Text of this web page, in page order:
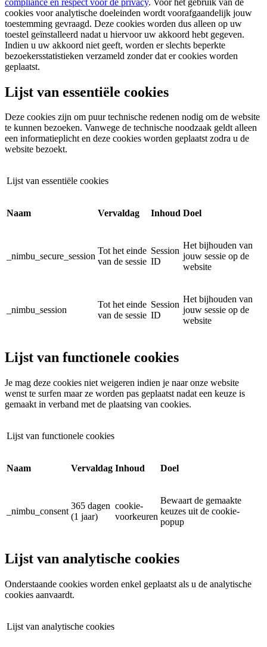
cookies voor analytische doeleinden wordt voorafgaandelijk jouw
toestemming gevraagd. Deze cookies worden dus alleen op uw
toestel geïnstalleerd nadat u hiervoor uw akkoord hebt gegeven.
Indien u uw akkoord niet geeft, worden er slechts beperkte
bezoekersstatistieken verzameld zonder dat er cookies worden
geplaatst.
Lijst van essentiële cookies
Deze cookies zijn om puur technische redenen nodig om de website
te kunnen bezoeken. Vanwege de technische noodzaak geldt alleen
een informatieplicht en deze cookies worden geplaatst zodra u de
website bezoekt.
Lijst van essentiële cookies
Naam Vervaldag Inhoud Doel
_nimbu_secure_session
Tot het einde
van de sessie
Session
ID
Het bijhouden van
jouw sessie op de
website
_nimbu_session
Tot het einde
van de sessie
Session
ID
Het bijhouden van
jouw sessie op de
website
Lijst van functionele cookies
Je mag deze cookies niet weigeren indien je naar onze website
wenst te surfen maar ze worden pas geplaatst nadat een keuze is
gemaakt in verband met de plaatsing van cookies.
Lijst van functionele cookies
Naam Vervaldag Inhoud Doel
_nimbu_consent
365 dagen
(1 jaar)
cookie-
voorkeuren
Bewaart de gemaakte
keuzes uit de cookie-
popup
Lijst van analytische cookies
Onderstaande cookies worden enkel geplaatst als u de analytische
cookies aanvaardt.
Lijst van analytische cookies